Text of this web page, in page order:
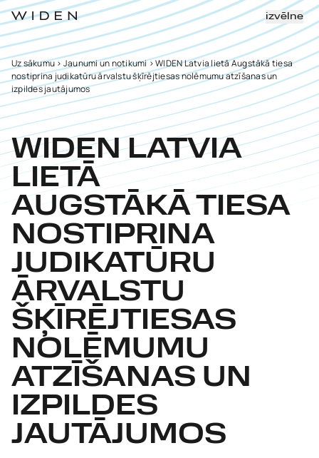
izvēlne
Uz sākumu> Jaunumi un notikumi>WIDEN Latvia lietā Augstākā tiesa
nostiprina judikatūru ārvalstu šķīrējtiesas nolēmumu atzīšanas un
izpildes jautājumos
WIDEN LATVIA
LIETĀ
AUGSTĀKĀ TIESA
NOSTIPRINA
JUDIKATŪRU
ĀRVALSTU
ŠĶĪRĒJTIESAS
NOLĒMUMU
ATZĪŠANAS UN
IZPILDES
JAUTĀJUMOS